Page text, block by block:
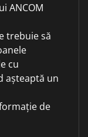
ANCOM
trebuie să
cu
așteaptă un
de